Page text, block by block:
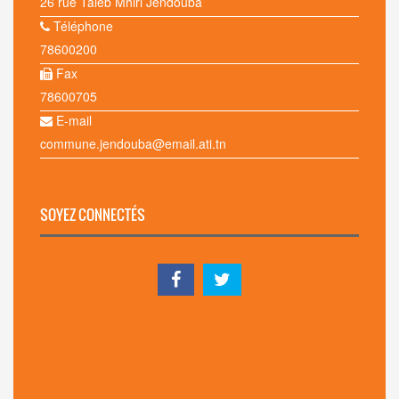
Téléphone
78600200
Fax
78600705
E-mail
commune.jendouba@email.ati.tn
SOYEZ CONNECTÉS